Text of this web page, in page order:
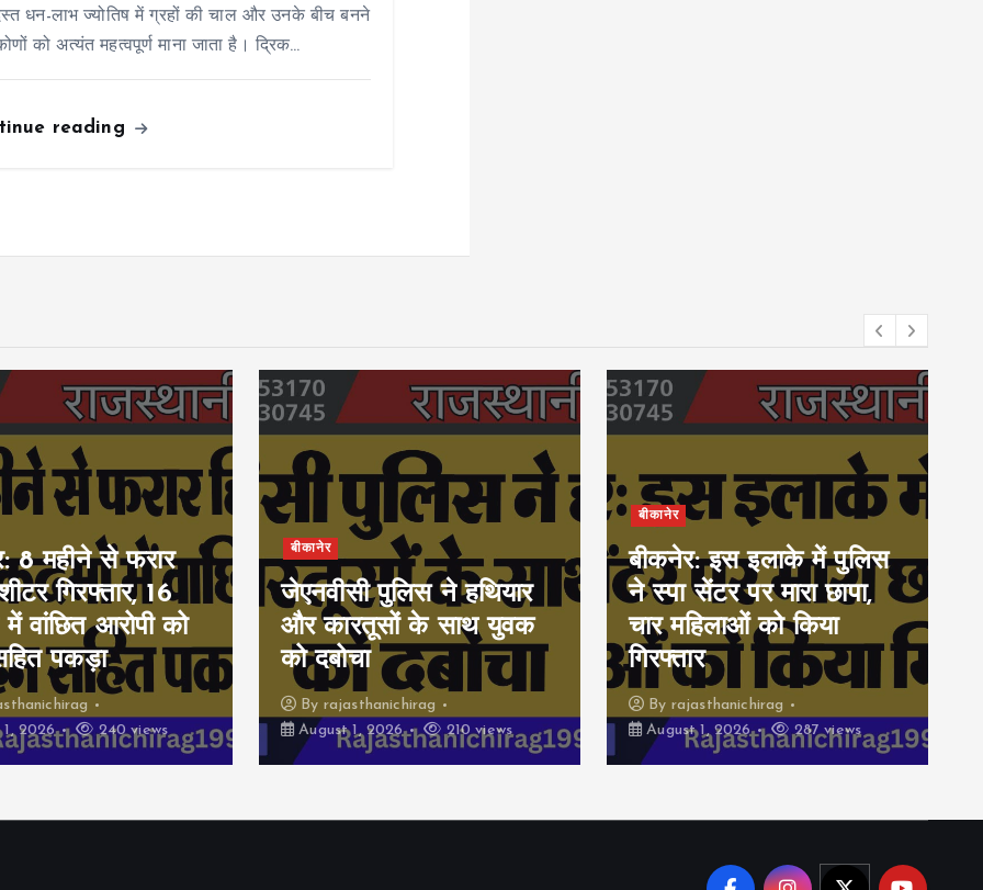
धन-लाभ ज्योतिष में ग्रहों की चाल और उनके बीच बनने
को अत्यंत महत्वपूर्ण माना जाता है। द्रिक…
reading
8 महीने से फरार
गिरफ्तार, 16
वांछित आरोपी को
पकड़ा
2026
240 views
बीकानेर
जेएनवीसी पुलिस ने हथियार
और कारतूसों के साथ युवक
को दबोचा
By rajasthanichirag
August 1, 2026
210 views
बीकानेर
बीकनेर: इस इलाके में पुलिस
ने स्पा सेंटर पर मारा छापा,
चार महिलाओं को किया
गिरफ्तार
By rajasthanichirag
August 1, 2026
287 views